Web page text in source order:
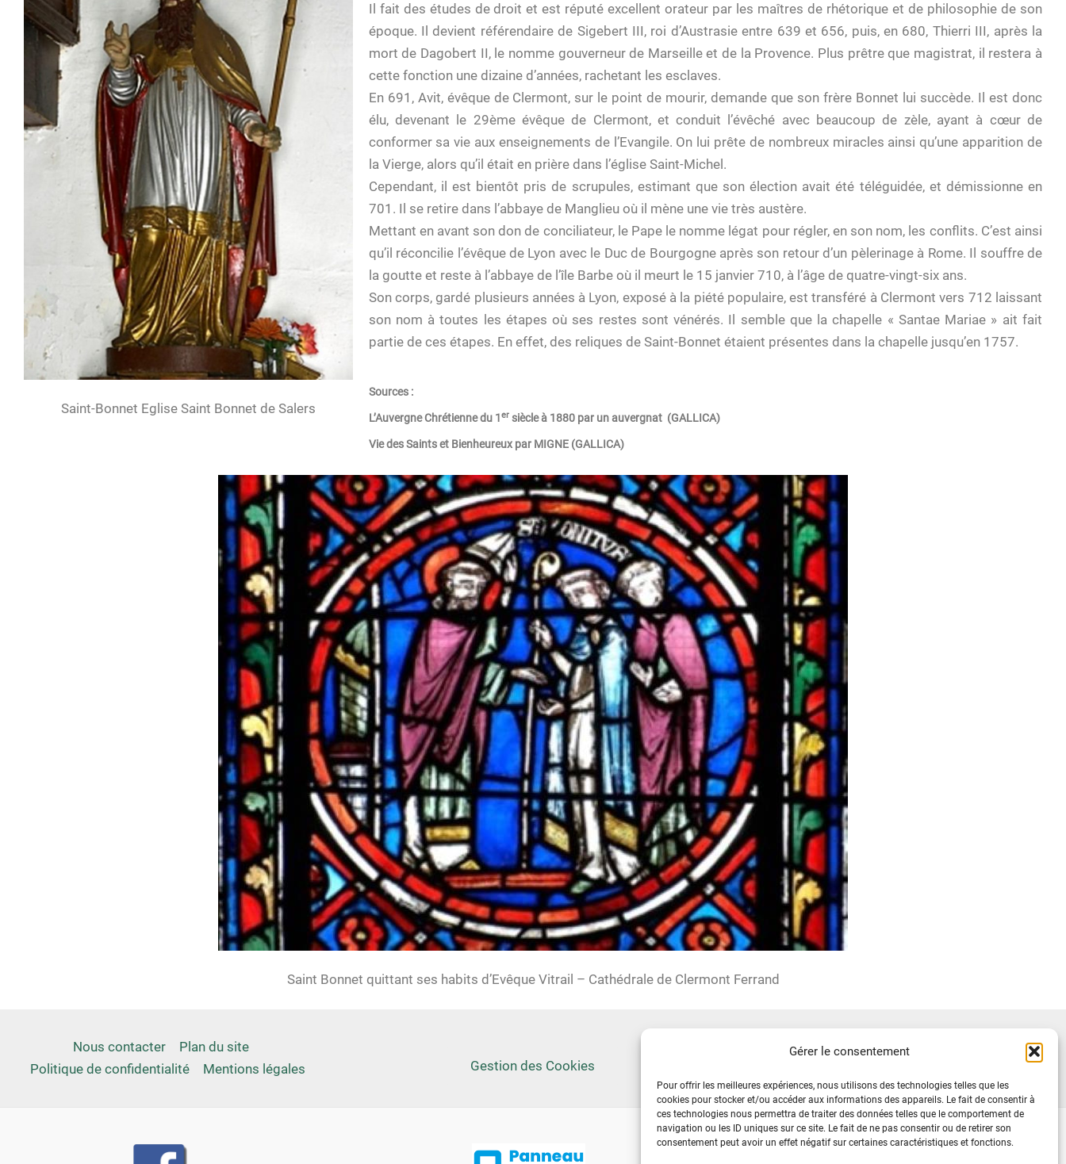
Gérer le consentement
Pour offrir les meilleures expériences, nous utilisons des technologies telles que les
cookies pour stocker et/ou accéder aux informations des appareils. Le fait de consentir à
ces technologies nous permettra de traiter des données telles que le comportement de
navigation ou les ID uniques sur ce site. Le fait de ne pas consentir ou de retirer son
consentement peut avoir un effet négatif sur certaines caractéristiques et fonctions.
Saint-Bonnet Eglise Saint Bonnet de Salers
Il fait des études de droit et est réputé excellent orateur par les maîtres de rhétorique et de philosophie de son
époque. Il devient référendaire de Sigebert III, roi d’Austrasie entre 639 et 656, puis, en 680, Thierri III, après la
mort de Dagobert II, le nomme gouverneur de Marseille et de la Provence. Plus prêtre que magistrat, il restera à
cette fonction une dizaine d’années, rachetant les esclaves.
En 691, Avit, évêque de Clermont, sur le point de mourir, demande que son frère Bonnet lui succède. Il est donc
élu, devenant le 29ème évêque de Clermont, et conduit l’évêché avec beaucoup de zèle, ayant à cœur de
conformer sa vie aux enseignements de l’Evangile. On lui prête de nombreux miracles ainsi qu’une apparition de
la Vierge, alors qu’il était en prière dans l’église Saint-Michel.
Cependant, il est bientôt pris de scrupules, estimant que son élection avait été téléguidée, et démissionne en
701. Il se retire dans l’abbaye de Manglieu où il mène une vie très austère.
Mettant en avant son don de conciliateur, le Pape le nomme légat pour régler, en son nom, les conflits. C’est ainsi
qu’il réconcilie l’évêque de Lyon avec le Duc de Bourgogne après son retour d’un pèlerinage à Rome. Il souffre de
la goutte et reste à l’abbaye de l’île Barbe où il meurt le 15 janvier 710, à l’âge de quatre-vingt-six ans.
Son corps, gardé plusieurs années à Lyon, exposé à la piété populaire, est transféré à Clermont vers 712 laissant
son nom à toutes les étapes où ses restes sont vénérés. Il semble que la chapelle « Santae Mariae » ait fait
partie de ces étapes. En effet, des reliques de Saint-Bonnet étaient présentes dans la chapelle jusqu’en 1757.
Sources :
L’Auvergne Chrétienne du 1ersiècle à 1880 par un auvergnat (GALLICA)
Vie des Saints et Bienheureux par MIGNE (GALLICA)
Saint Bonnet quittant ses habits d’Evêque Vitrail – Cathédrale de Clermont Ferrand
Nous contacter
Plan du site
Politique de confidentialité
Mentions légales Gestion des Cookies